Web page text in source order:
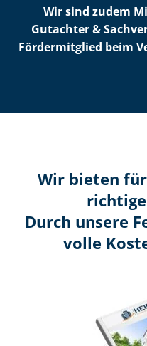
Wir sind zudem
Gutachter &
Fördermitglied beim
Wir bieten
Durch unsere
volle